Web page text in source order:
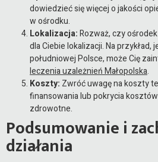
dowiedzieć się więcej o jakości
w ośrodku.
Lokalizacja:Rozważ, czy
dla Ciebie lokalizacji. Na przykład,
południowej Polsce, może Cię
leczenia uzależnień Małopolska.
Koszty: Zwróć uwagę na koszty
finansowania lub pokrycia
zdrowotne.
Podsumowanie i
działania